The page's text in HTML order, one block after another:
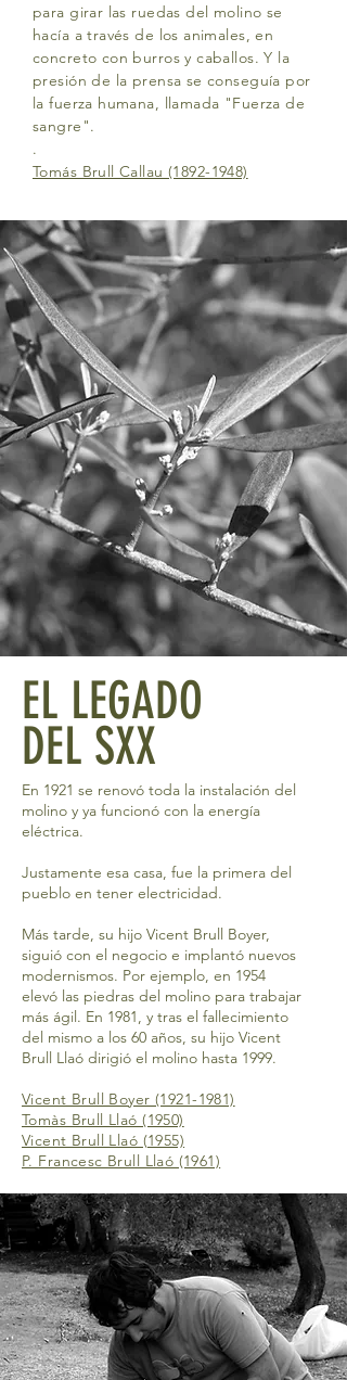
para girar las ruedas del molino se
hacía a través de los animales, en
concreto con burros y caballos. Y la
presión de la prensa se conseguía por
la fuerza humana, llamada "Fuerza de
sangre".
.
Tomás Brull Callau (1892-1948)
EL LEGADO
DEL SXX
En 1921 se renovó toda la instalación del
molino y ya funcionó con la energía
eléctrica.
Justamente esa casa, fue la primera del
pueblo en tener electricidad.
Más tarde, su hijo Vicent Brull Boyer,
siguió con el negocio e implantó nuevos
modernismos. Por ejemplo, en 1954
elevó las piedras del molino para trabajar
más ágil. En 1981, y tras el fallecimiento
del mismo a los 60 años, su hijo Vicent
Brull Llaó dirigió el molino hasta 1999.
Vicent Brull Boyer (1921-1981)
Tomàs Brull Llaó (1950)
Vicent Brull Llaó (1955)
P. Francesc Brull Llaó (1961)